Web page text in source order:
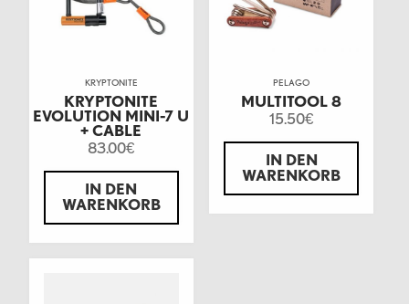
KRYPTONITE
KRYPTONITE
EVOLUTION MINI-7 U
+ CABLE
83.00€
IN DEN
WARENKORB
PELAGO
MULTITOOL 8
15.50€
IN DEN
WARENKORB